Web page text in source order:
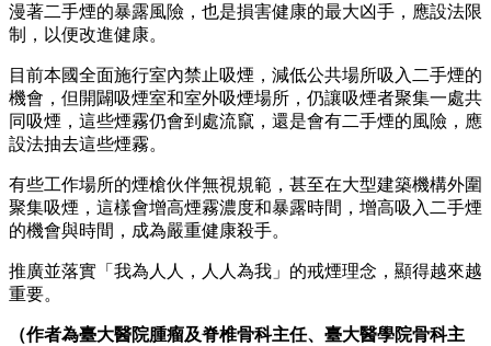
漫著二手煙的暴露風險，也是損害健康的最大凶手，應設法限
制，以便改進健康。
目前本國全面施行室內禁止吸煙，減低公共場所吸入二手煙的
機會，但開闢吸煙室和室外吸煙場所，仍讓吸煙者聚集一處共
同吸煙，這些煙霧仍會到處流竄，還是會有二手煙的風險，應
設法抽去這些煙霧。
有些工作場所的煙槍伙伴無視規範，甚至在大型建築機構外圍
聚集吸煙，這樣會增高煙霧濃度和暴露時間，增高吸入二手煙
的機會與時間，成為嚴重健康殺手。
推廣並落實「我為人人，人人為我」的戒煙理念，顯得越來越
重要。
（作者為臺大醫院腫瘤及脊椎骨科主任、臺大醫學院骨科主